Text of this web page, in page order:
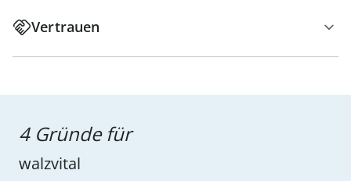
Vertrauen
4 Gründe für
walzvital